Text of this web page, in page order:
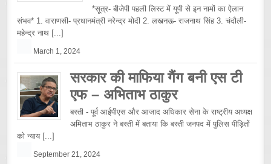
*सूत्र- बीजेपी पहली लिस्ट में यूपी से इन नामों का ऐलान
संभव* 1. वाराणसी- प्रधानमंत्री नरेन्द्र मोदी 2. लखनऊ- राजनाथ सिंह 3. चंदौली-
महेन्द्र नाथ [...]
March 1, 2024
सरकार की माफिया गैंग बनी एस टी
एफ – अभिताभ ठाकुर
बस्ती - पूर्व आईपीएस और आजाद अधिकार सेना के राष्ट्रीय अध्यक्ष
अमिताभ ठाकुर ने बस्ती में बताया कि बस्ती जनपद में पुलिस पीड़ितों
को न्याय [...]
September 21, 2024